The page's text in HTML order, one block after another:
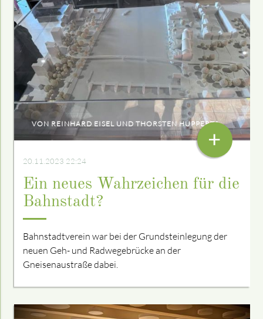
VON REINHARD EISEL UND THORSTEN HUPPERTS
20.11.2023 22:24
Ein neues Wahrzeichen für die
Bahnstadt?
Bahnstadtverein war bei der Grundsteinlegung der
neuen Geh- und Radwegebrücke an der
Gneisenaustraße dabei.
+